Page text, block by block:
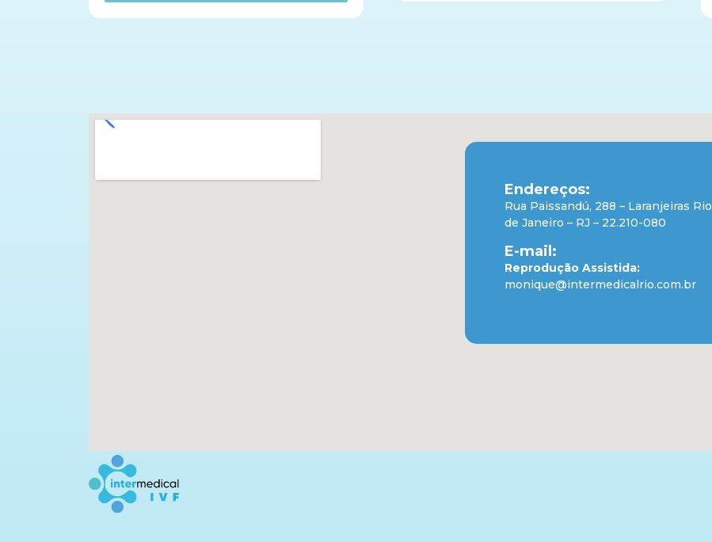
Endereços:
Rua Paissandú, 288 – Laranjeiras Rio
de Janeiro – RJ – 22.210-080
E-mail:
Reprodução Assistida:
monique@intermedicalrio.com.br